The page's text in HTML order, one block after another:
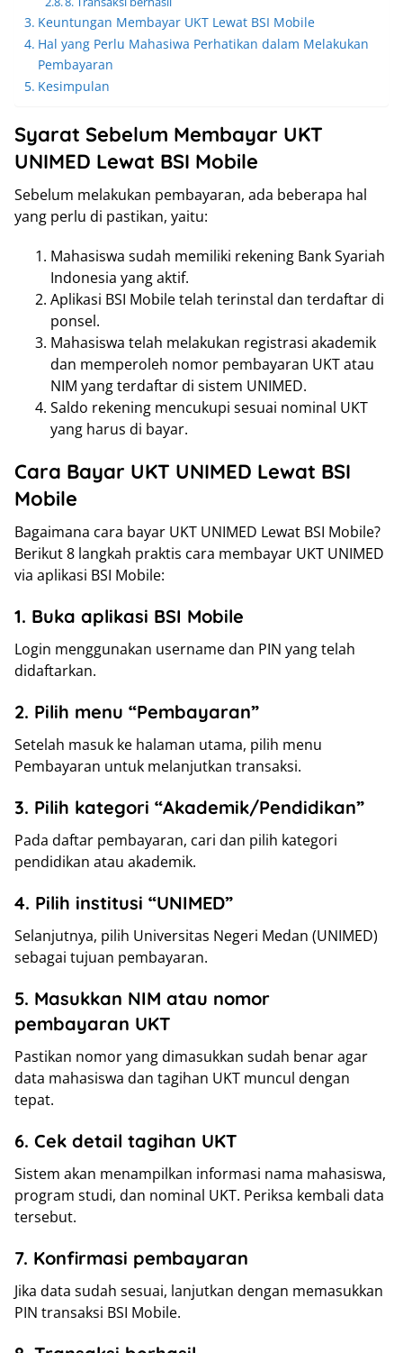
Keuntungan Membayar UKT Lewat BSI Mobile
Hal yang Perlu Mahasiwa Perhatikan dalam Melakukan
Pembayaran
Kesimpulan
Syarat Sebelum Membayar UKT
UNIMED Lewat BSI Mobile
Sebelum melakukan pembayaran, ada beberapa hal
yang perlu di pastikan, yaitu:
Mahasiswa sudah memiliki rekening Bank Syariah
Indonesia yang aktif.
Aplikasi BSI Mobile telah terinstal dan terdaftar di
ponsel.
Mahasiswa telah melakukan registrasi akademik
dan memperoleh nomor pembayaran UKT atau
NIM yang terdaftar di sistem UNIMED.
Saldo rekening mencukupi sesuai nominal UKT
yang harus di bayar.
Cara Bayar UKT UNIMED Lewat BSI
Mobile
Bagaimana cara bayar UKT UNIMED Lewat BSI Mobile?
Berikut 8 langkah praktis cara membayar UKT UNIMED
via aplikasi BSI Mobile:
1. Buka aplikasi BSI Mobile
Login menggunakan username dan PIN yang telah
didaftarkan.
2. Pilih menu “Pembayaran”
Setelah masuk ke halaman utama, pilih menu
Pembayaran untuk melanjutkan transaksi.
3. Pilih kategori “Akademik/Pendidikan”
Pada daftar pembayaran, cari dan pilih kategori
pendidikan atau akademik.
4. Pilih institusi “UNIMED”
Selanjutnya, pilih Universitas Negeri Medan (UNIMED)
sebagai tujuan pembayaran.
5. Masukkan NIM atau nomor
pembayaran UKT
Pastikan nomor yang dimasukkan sudah benar agar
data mahasiswa dan tagihan UKT muncul dengan
tepat.
6. Cek detail tagihan UKT
Sistem akan menampilkan informasi nama mahasiswa,
program studi, dan nominal UKT. Periksa kembali data
tersebut.
7. Konfirmasi pembayaran
Jika data sudah sesuai, lanjutkan dengan memasukkan
PIN transaksi BSI Mobile.